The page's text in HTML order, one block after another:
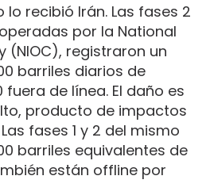
lo recibió Irán. Las fases 2
por la National
(NIOC), registraron un
barriles diarios de
de línea. El daño es
producto de impactos
fases 1 y 2 del mismo
barriles equivalentes de
están offline por